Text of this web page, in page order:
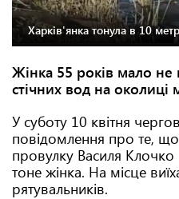
Харків'янка тонула в 10
Жінка 55 років мало не
стічних вод на околиці
У суботу 10 квітня
повідомлення про те,
провулку Василя Клочко
тоне жінка. На місце
рятувальників.